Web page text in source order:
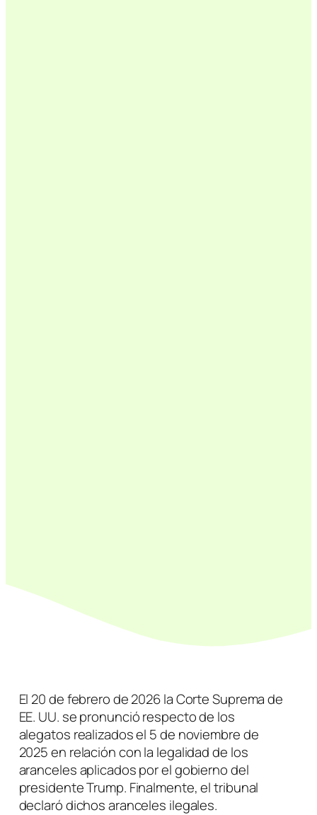
El 20 de febrero de 2026 la Corte Suprema de
EE. UU. se pronunció respecto de los
alegatos realizados el 5 de noviembre de
2025 en relación con la legalidad de los
aranceles aplicados por el gobierno del
presidente Trump. Finalmente, el tribunal
declaró dichos aranceles ilegales.